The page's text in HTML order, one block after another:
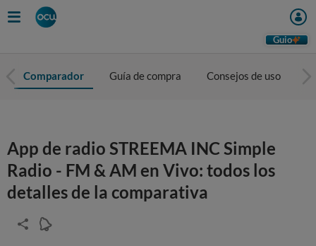
Guio
Comparador Guía de compra Consejos de uso
App de radio STREEMA INC Simple
Radio - FM & AM en Vivo: todos los
detalles de la comparativa